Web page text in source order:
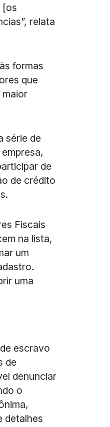
[os
relata
formas
que
maior
série de
de
de crédito
Fiscais
na lista,
um
uma
escravo
de
denunciar
o
detalhes